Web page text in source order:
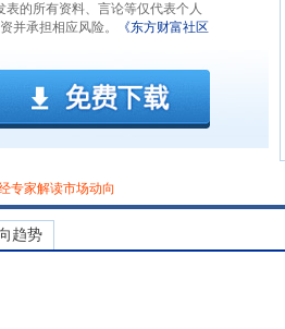
的所有资料、言论等仅代表个人
并承担相应风险。
《东方财富社区
专家解读市场动向
趋势